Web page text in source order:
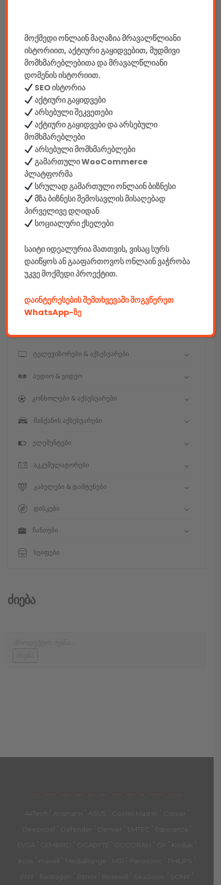
ელემენტები
აკკუმულატორები
კაბელები & დამტენები
დისკები
ჩანთები
სეიფები
კონსტრუქტორები
E-mobility
კომპიუტერები & აქსესუარები
ტელეფონები & აქსესუარები
ნოუთბუქები & აქსესუარები
ტელევიზორები & აქსესუარები
აუდიო & ვიდეო
კონსოლები & აქსესუარები
მანქანის აქსესუარები
ელემენტები
აკკუმულატორები
კაბელები & დამტენები
დისკები
ჩანთები
სეიფები
Ძიება
მთავარი კალათა
A4Tech ' Ansmann ' ASUS ' Cooler Master ' Corsair '
Deepcool ' Defender ' Denver ' EMTEC ' Esperanza '
EVGA ' GEMBIRD ' GIGABYTE ' GOODRAM ' GP ' Kodak '
Koss ' maxell ' MediaRange ' MSI ' Panasonic ' PHILIPS '
PNY ' Redragon ' Ritmix ' Rosewill ' SeaSonic ' SONY '
მოქმედი ონლაინ მაღაზია მრავალწლიანი
ისტორიით, აქტიური გაყიდვებით, მუდმივი
მომხმარებლებითა და მრავალწლიანი
დომენის ისტორიით.
SEO ისტორია
აქტიური გაყიდვები
არსებული შეკვეთები
აქტიური გაყიდვები და არსებული
მომხმარებლები
არსებული მომხმარებლები
გამართული WooCommerce
პლატფორმა
სრულად გამართული ონლაინ ბიზნესი
მზა ბიზნესი შემოსავლის მისაღებად
პირველივე დღიდან
სოციალური ქსელები
საიტი იდეალურია მათთვის, ვისაც სურს
დაიწყოს ან გააფართოვოს ონლაინ ვაჭრობა
უკვე მოქმედი პროექტით.
დაინტერესების შემთხვევაში მოგვწერეთ
WhatsApp-ზე